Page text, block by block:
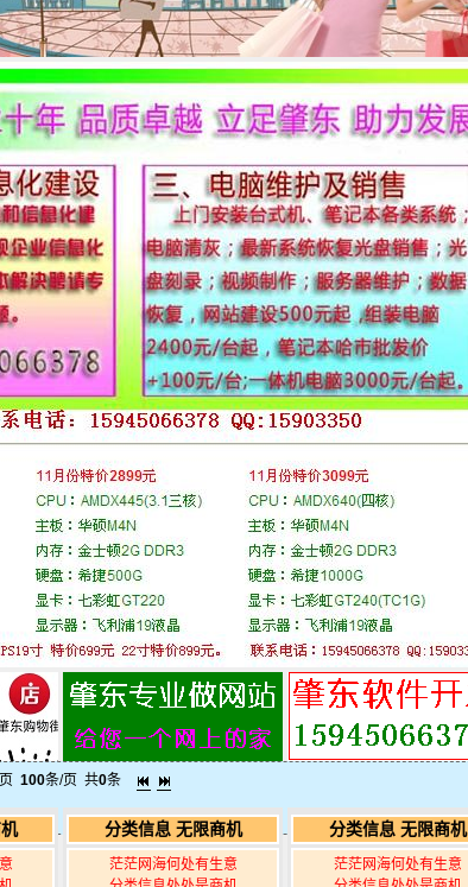
页 100条/页 共0条
分类信息 无限商机
茫茫网海何处有生意
分类信息 无限商机
茫茫网海何处有生意